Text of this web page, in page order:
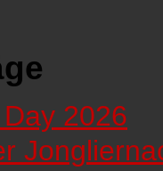
2026